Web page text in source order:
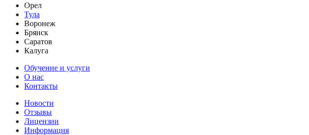
Орел
Тула
Воронеж
Брянск
Саратов
Калуга
Обучение и услуги
О нас
Контакты
Новости
Отзывы
Лицензии
Информация